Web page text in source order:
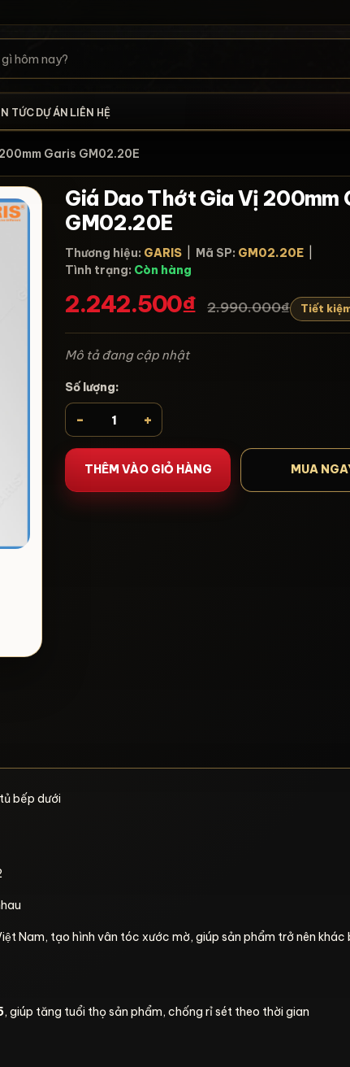
TỨC DỰ ÁN LIÊN HỆ
Garis GM02.20E
Giá Dao Thớt Gia Vị 200mm
GM02.20E
Thương hiệu: GARIS Mã SP: GM02.20E
Tình trạng: Còn hàng
2.242.500₫ 2.990.000₫ Tiết
Mô tả đang cập nhật
Số lượng:
- +
THÊM VÀO GIỎ HÀNG MUA
bếp dưới
Nam, tạo hình vân tóc xước mờ, giúp sản phẩm trở nên khác
, giúp tăng tuổi thọ sản phẩm, chống rỉ sét theo thời gian